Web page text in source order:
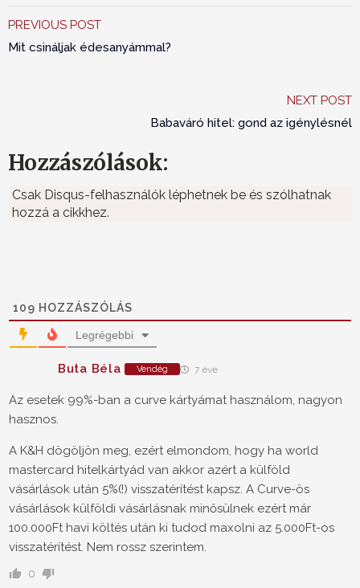
PREVIOUS POST
Mit csináljak édesanyámmal?
NEXT POST
Babaváró hitel: gond az igénylésnél
Hozzászólások:
Csak Disqus-felhasználók léphetnek be és szólhatnak
hozzá a cikkhez.
109 HOZZÁSZÓLÁS
Legrégebbi
Buta Béla Vendég 7 éve
Az esetek 99%-ban a curve kártyámat használom, nagyon
hasznos.
A K&H dögöljön meg, ezért elmondom, hogy ha world
mastercard hitelkártyád van akkor azért a külföld
vásárlások után 5%(!) visszatérítést kapsz. A Curve-ös
vásárlások külföldi vásárlásnak minősülnek ezért már
100.000Ft havi költés után ki tudod maxolni az 5.000Ft-os
visszatérítést. Nem rossz szerintem.
0